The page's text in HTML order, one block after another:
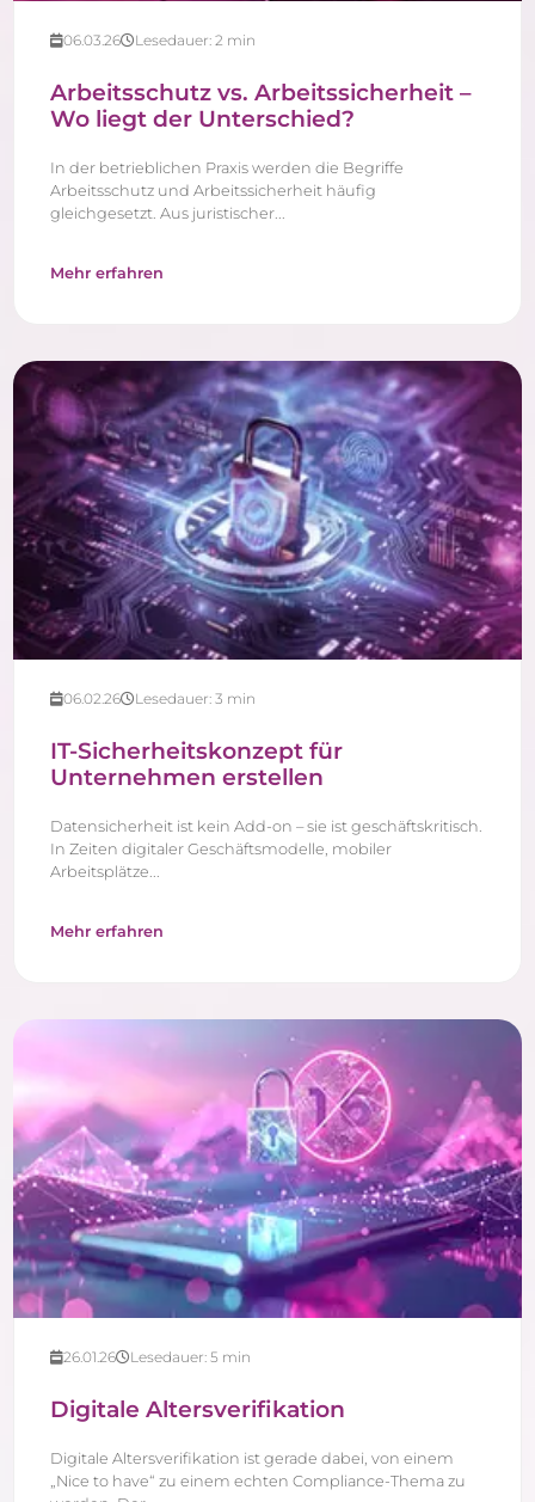
06.03.26 Lesedauer: 2 min
Arbeitsschutz vs. Arbeitssicherheit –
Wo liegt der Unterschied?
In der betrieblichen Praxis werden die Begriffe
Arbeitsschutz und Arbeitssicherheit häufig
gleichgesetzt. Aus juristischer...
Mehr erfahren
06.02.26 Lesedauer: 3 min
IT-Sicherheitskonzept für
Unternehmen erstellen
Datensicherheit ist kein Add-on – sie ist geschäftskritisch.
In Zeiten digitaler Geschäftsmodelle, mobiler
Arbeitsplätze...
Mehr erfahren
26.01.26 Lesedauer: 5 min
Digitale Altersverifikation
Digitale Altersverifikation ist gerade dabei, von einem
„Nice to have“ zu einem echten Compliance-Thema zu